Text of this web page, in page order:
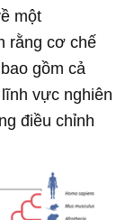
một
rằng cơ chế
gồm cả
vực nghiên
điều chỉnh